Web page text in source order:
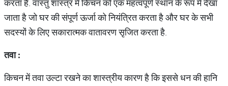
करता है. वास्तु शास्त्र में किचन को एक महत्वपूर्ण स्थान के रूप में देखा
जाता है जो घर की संपूर्ण ऊर्जा को नियंत्रित करता है और घर के सभी
सदस्यों के लिए सकारात्मक वातावरण सृजित करता है.
तवा:
किचन में तवा उल्टा रखने का शास्त्रीय कारण है कि इससे धन की हानि